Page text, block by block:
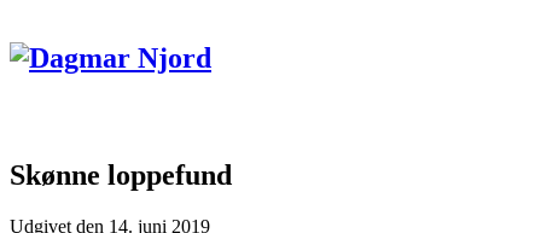
Skønne loppefund
Udgivet den 14. juni 2019